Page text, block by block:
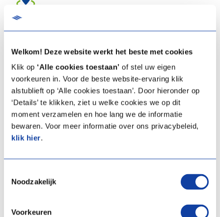
Welkom! Deze website werkt het beste met cookies
Klik op ‘Alle cookies toestaan’ of stel uw eigen
voorkeuren in. Voor de beste website-ervaring klik
alstublieft op ‘Alle cookies toestaan’. Door hieronder op
‘Details’ te klikken, ziet u welke cookies we op dit
moment verzamelen en hoe lang we de informatie
bewaren. Voor meer informatie over ons privacybeleid,
klik hier.
Noodzakelijk
Voorkeuren
Questions
Vous souhaitez participer à l’une de nos formations ? Complétez le
brefs délais afin de confirmer votre inscription.
Prénom